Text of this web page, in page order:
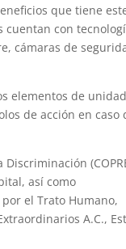
que tiene
con
cámaras de
elementos de
de acción en caso
así como
por el Trato Humano,
A.C.,